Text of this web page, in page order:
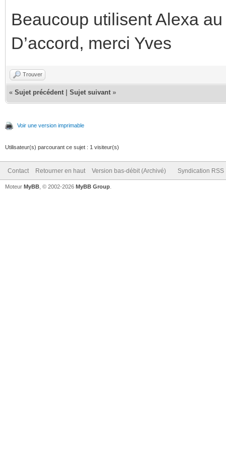
Beaucoup utilisent Alexa
D’accord, merci Yves
Trouver
« Sujet précédent Sujet suivant »
Voir une version imprimable
Utilisateur(s) parcourant ce sujet : 1 visiteur(s)
Contact Retourner en haut Version bas-débit (Archivé) Syndication RSS
Moteur MyBB , © 2002-2026 MyBB Group